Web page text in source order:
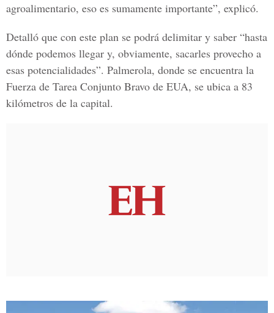
agroalimentario, eso es sumamente importante”, explicó.
Detalló que con este plan se podrá delimitar y saber “hasta
dónde podemos llegar y, obviamente, sacarles provecho a
esas potencialidades”. Palmerola, donde se encuentra la
Fuerza de Tarea Conjunto Bravo de EUA, se ubica a 83
kilómetros de la capital.